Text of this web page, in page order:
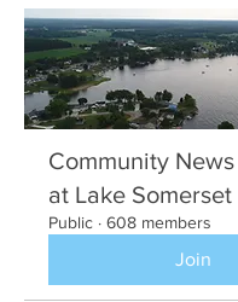
Community
at Lake Somerset
Public · 608 members
Join